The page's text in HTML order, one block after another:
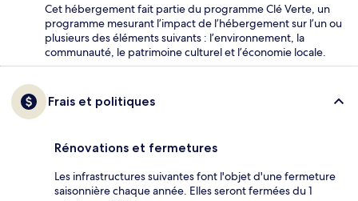
Cet hébergement fait partie du programme Clé Verte, un
programme mesurant l’impact de l’hébergement sur l’un ou
plusieurs des éléments suivants : l’environnement, la
communauté, le patrimoine culturel et l’économie locale.
Frais et politiques
Rénovations et fermetures
Les infrastructures suivantes font l'objet d'une fermeture
saisonnière chaque année. Elles seront fermées du 1